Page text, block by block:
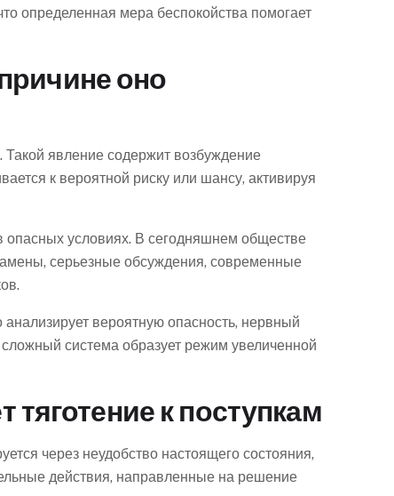
определенная мера беспокойства помогает
оно
Такой явление содержит возбуждение
к вероятной риску или шансу, активируя
условиях. В сегодняшнем обществе
серьезные обсуждения, современные
вероятную опасность, нервный
система образует режим увеличенной
к поступкам
через неудобство настоящего состояния,
действия, направленные на решение